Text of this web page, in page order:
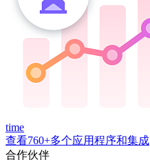
time
查看760+多个应用程序和集成
合作伙伴